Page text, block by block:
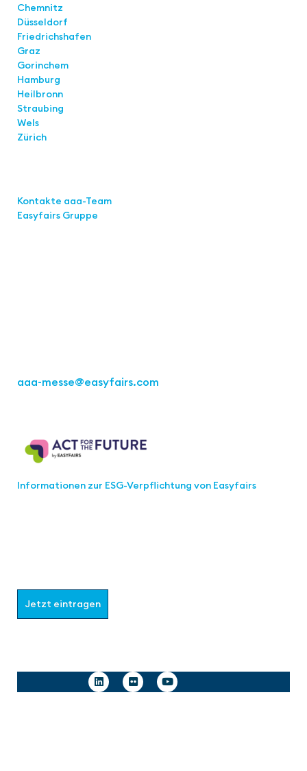
Chemnitz
Düsseldorf
Friedrichshafen
Graz
Gorinchem
Hamburg
Heilbronn
Straubing
Wels
Zürich
Kontakte aaa-Team
Easyfairs Gruppe
aaa-messe@easyfairs.com
Informationen zur ESG-Verpflichtung von Easyfairs
Jetzt eintragen